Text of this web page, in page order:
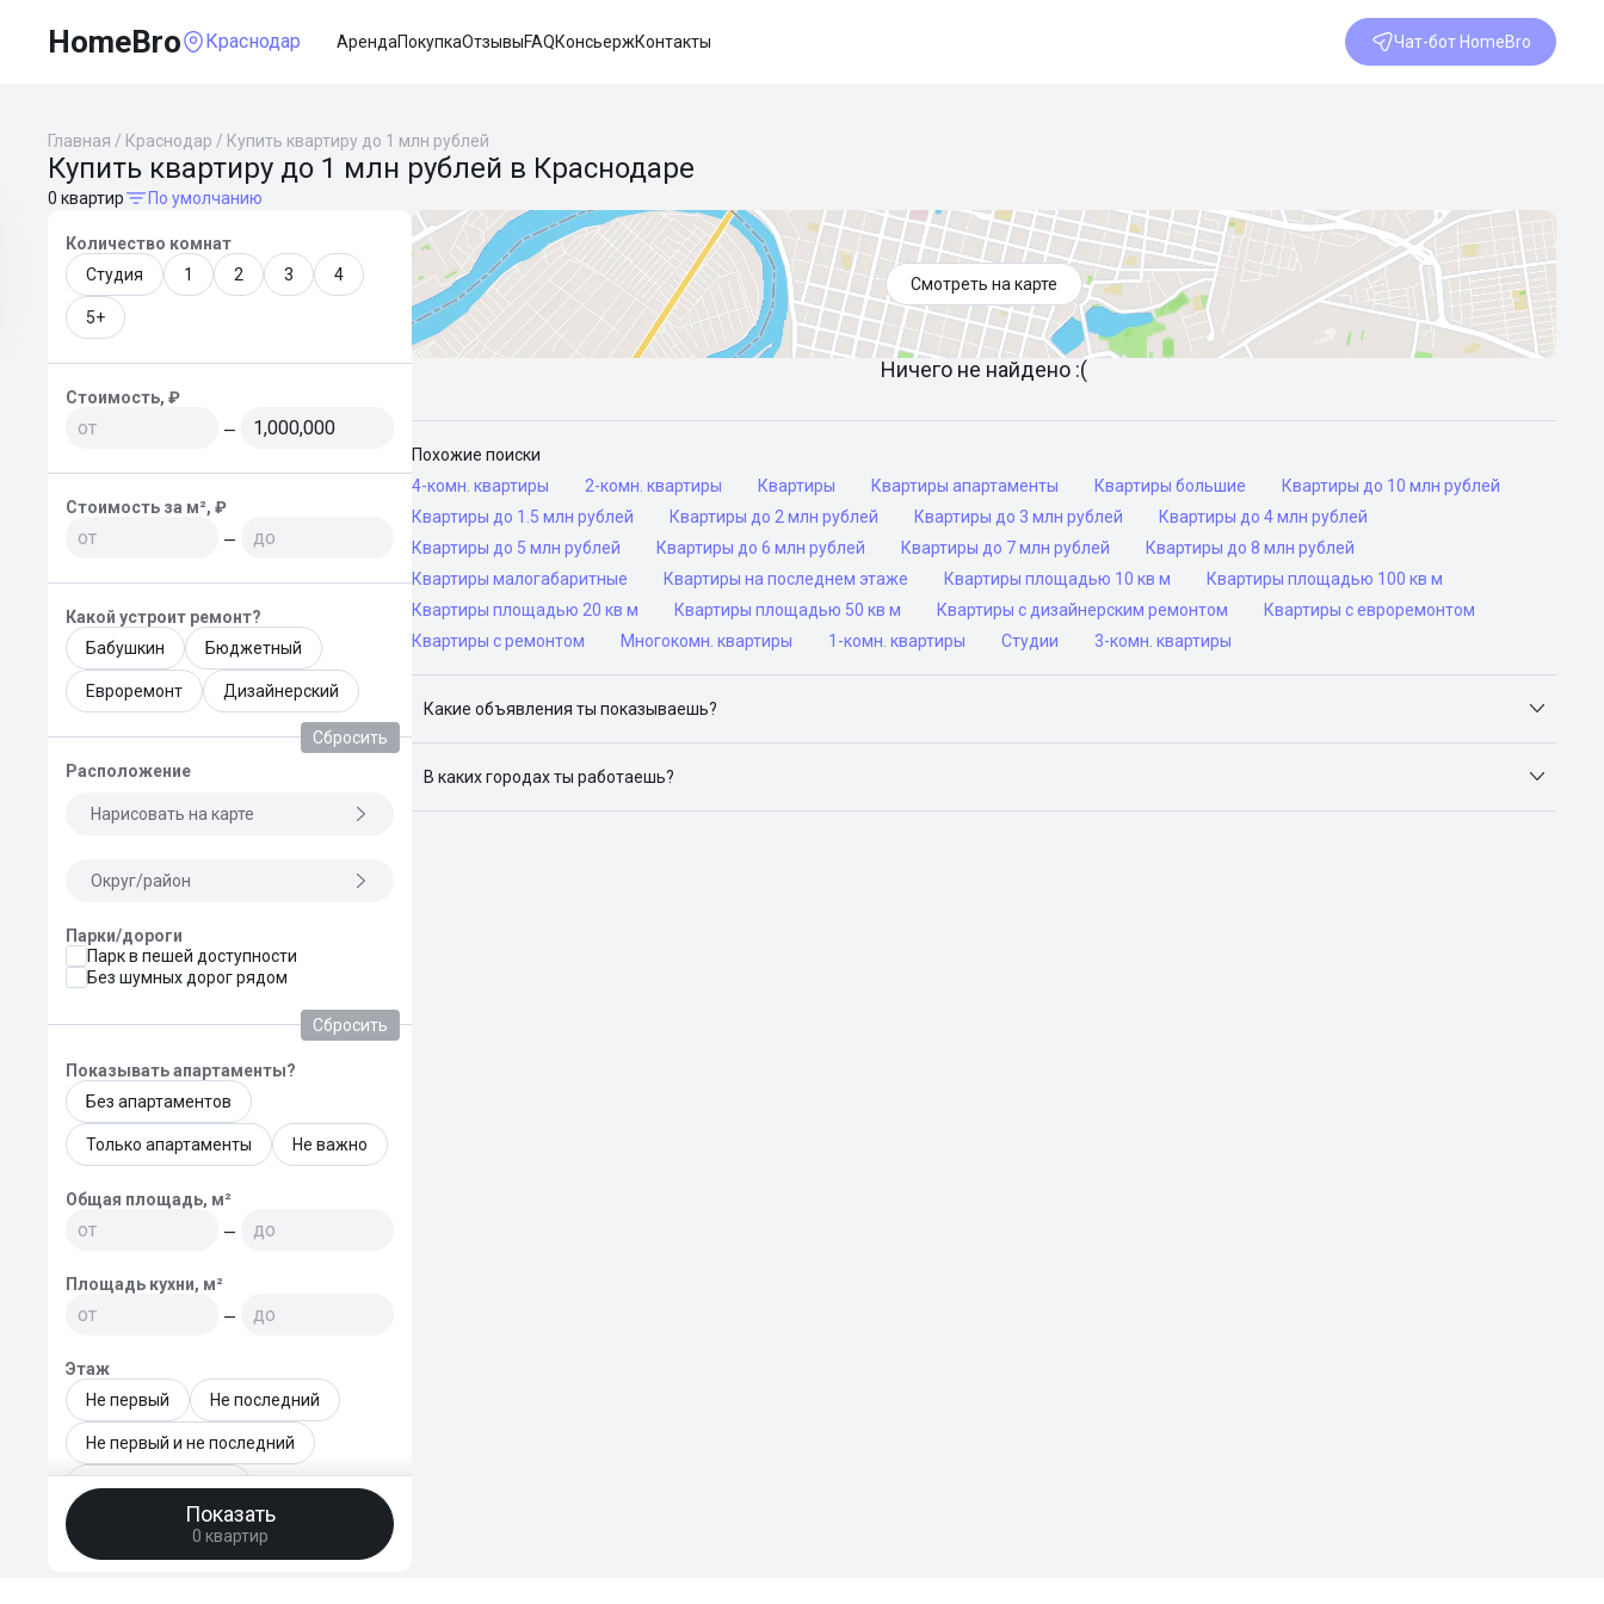
HomeBro Краснодар АрендаПокупкаОтзывыFAQКонсьержКонтакты Чат-бот HomeBro
Главная / Краснодар / Купить квартиру до 1 млн рублей
Купить квартиру до 1 млн рублей в Краснодаре
0 квартир По умолчанию
Количество комнат
Студия
1 2 3 4
5+
Стоимость, ₽
—
Стоимость за м², ₽
—
Какой устроит ремонт?
Бабушкин
Бюджетный
Евроремонт Дизайнерский
Сбросить
Расположение
Нарисовать на карте
Округ/район
Парки/дороги
Парк в пешей доступности
Без шумных дорог рядом
Сбросить
Показывать апартаменты?
Без апартаментов
Только апартаменты Не важно
Общая площадь, м²
—
Площадь кухни, м²
—
Этаж
Не первый
Не последний
Не первый и не последний
Только последний
Этаж - точный диапазон
Показать
0 квартир
Смотреть на карте
Ничего не найдено :(
Похожие поиски
4-комн. квартиры
2-комн. квартиры Квартиры Квартиры апартаменты Квартиры большие
Квартиры до 10 млн рублей
Квартиры до 1.5 млн рублей
Квартиры до 2 млн рублей Квартиры до 3 млн рублей
Квартиры до 4 млн рублей
Квартиры до 5 млн рублей
Квартиры до 6 млн рублей Квартиры до 7 млн рублей
Квартиры до 8 млн рублей
Квартиры малогабаритные
Квартиры на последнем этаже Квартиры площадью 10 кв м
Квартиры площадью 100 кв м
Квартиры площадью 20 кв м
Квартиры площадью 50 кв м Квартиры с дизайнерским ремонтом
Квартиры с евроремонтом
Квартиры с ремонтом
Многокомн. квартиры 1-комн. квартиры Студии 3-комн. квартиры
Какие объявления ты показываешь?
В каких городах ты работаешь?